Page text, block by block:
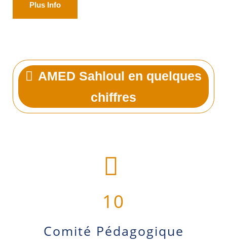
Plus Info
AMED Sahloul en quelques
chiffres
10
Comité Pédagogique